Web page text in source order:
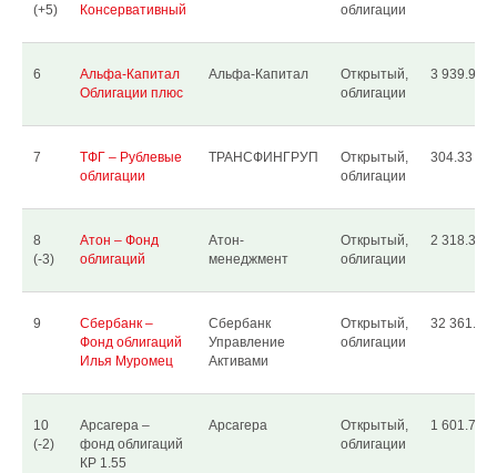
(+5)
Консервативный
облигации
6
Альфа-Капитал
Облигации плюс
Альфа-Капитал
Открытый,
облигации
3 939.90
7
ТФГ – Рублевые
облигации
ТРАНСФИНГРУП
Открытый,
облигации
304.33
8
(-3)
Атон – Фонд
облигаций
Атон-
менеджмент
Открытый,
облигации
2 318.32
9
Сбербанк –
Фонд облигаций
Илья Муромец
Сбербанк
Управление
Активами
Открытый,
облигации
32 361.31
10
(-2)
Арсагера –
фонд облигаций
КР 1.55
Арсагера
Открытый,
облигации
1 601.71